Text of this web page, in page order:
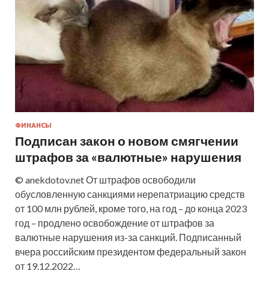
ФИНАНСЫ
Подписан закон о новом смягчении
штрафов за «валютные» нарушения
© anekdotov.net От штрафов освободили
обусловленную санкциями нерепатриацию средств
от 100 млн рублей, кроме того, на год – до конца 2023
год – продлено освобождение от штрафов за
валютные нарушения из-за санкций. Подписанный
вчера российским президентом федеральный закон
от 19.12.2022…